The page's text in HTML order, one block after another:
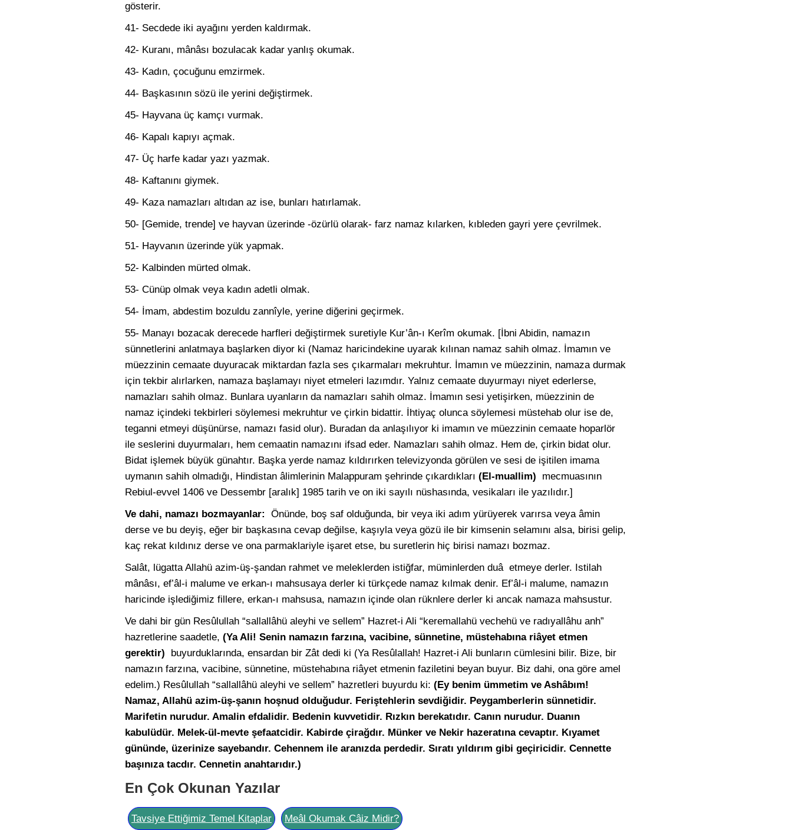
gösterir.
41- Secdede iki ayağını yerden kaldırmak.
42- Kuranı, mânâsı bozulacak kadar yanlış okumak.
43- Kadın, çocuğunu emzirmek.
44- Başkasının sözü ile yerini değiştirmek.
45- Hayvana üç kamçı vurmak.
46- Kapalı kapıyı açmak.
47- Üç harfe kadar yazı yazmak.
48- Kaftanını giymek.
49- Kaza namazları altıdan az ise, bunları hatırlamak.
50- [Gemide, trende] ve hayvan üzerinde -özürlü olarak- farz namaz kılarken, kıbleden gayri yere çevrilmek.
51- Hayvanın üzerinde yük yapmak.
52- Kalbinden mürted olmak.
53- Cünüp olmak veya kadın adetli olmak.
54- İmam, abdestim bozuldu zannîyle, yerine diğerini geçirmek.
55- Manayı bozacak derecede harfleri değiştirmek suretiyle Kur’ân-ı Kerîm okumak. [İbni Abidin, namazın
sünnetlerini anlatmaya başlarken diyor ki (Namaz haricindekine uyarak kılınan namaz sahih olmaz. İmamın ve
müezzinin cemaate duyuracak miktardan fazla ses çıkarmaları mekruhtur. İmamın ve müezzinin, namaza durmak
için tekbir alırlarken, namaza başlamayı niyet etmeleri lazımdır. Yalnız cemaate duyurmayı niyet ederlerse,
namazları sahih olmaz. Bunlara uyanların da namazları sahih olmaz. İmamın sesi yetişirken, müezzinin de
namaz içindeki tekbirleri söylemesi mekruhtur ve çirkin bidattir. İhtiyaç olunca söylemesi müstehab olur ise de,
teganni etmeyi düşünürse, namazı fasid olur). Buradan da anlaşılıyor ki imamın ve müezzinin cemaate hoparlör
ile seslerini duyurmaları, hem cemaatin namazını ifsad eder. Namazları sahih olmaz. Hem de, çirkin bidat olur.
Bidat işlemek büyük günahtır. Başka yerde namaz kıldırırken televizyonda görülen ve sesi de işitilen imama
uymanın sahih olmadığı, Hindistan âlimlerinin Malappuram şehrinde çıkardıkları (El-muallim) mecmuasının
Rebiul-evvel 1406 ve Dessembr [aralık] 1985 tarih ve on iki sayılı nüshasında, vesikaları ile yazılıdır.]
Ve dahi, namazı bozmayanlar: Önünde, boş saf olduğunda, bir veya iki adım yürüyerek varırsa veya âmin
derse ve bu deyiş, eğer bir başkasına cevap değilse, kaşıyla veya gözü ile bir kimsenin selamını alsa, birisi gelip,
kaç rekat kıldınız derse ve ona parmaklariyle işaret etse, bu suretlerin hiç birisi namazı bozmaz.
Salât, lügatta Allahü azim-üş-şandan rahmet ve meleklerden istiğfar, müminlerden duâ etmeye derler. Istilah
mânâsı, ef’âl-i malume ve erkan-ı mahsusaya derler ki türkçede namaz kılmak denir. Ef’âl-i malume, namazın
haricinde işlediğimiz fillere, erkan-ı mahsusa, namazın içinde olan rüknlere derler ki ancak namaza mahsustur.
Ve dahi bir gün Resûlullah “sallallâhü aleyhi ve sellem” Hazret-i Ali “keremallahü vechehü ve radıyallâhu anh”
hazretlerine saadetle, (Ya Ali! Senin namazın farzına, vacibine, sünnetine, müstehabına riâyet etmen
gerektir) buyurduklarında, ensardan bir Zât dedi ki (Ya Resûlallah! Hazret-i Ali bunların cümlesini bilir. Bize, bir
namazın farzına, vacibine, sünnetine, müstehabına riâyet etmenin faziletini beyan buyur. Biz dahi, ona göre amel
edelim.) Resûlullah “sallallâhü aleyhi ve sellem” hazretleri buyurdu ki: (Ey benim ümmetim ve Ashâbım!
Namaz, Allahü azim-üş-şanın hoşnud olduğudur. Feriştehlerin sevdiğidir. Peygamberlerin sünnetidir.
Marifetin nurudur. Amalin efdalidir. Bedenin kuvvetidir. Rızkın berekatıdır. Canın nurudur. Duanın
kabulüdür. Melek-ül-mevte şefaatcidir. Kabirde çirağdır. Münker ve Nekir hazeratına cevaptır. Kıyamet
gününde, üzerinize sayebandır. Cehennem ile aranızda perdedir. Sıratı yıldırım gibi geçiricidir. Cennette
başınıza tacdır. Cennetin anahtarıdır.)
En Çok Okunan Yazılar
Tavsiye Ettiğimiz Temel Kitaplar Meâl Okumak Câiz Midir?